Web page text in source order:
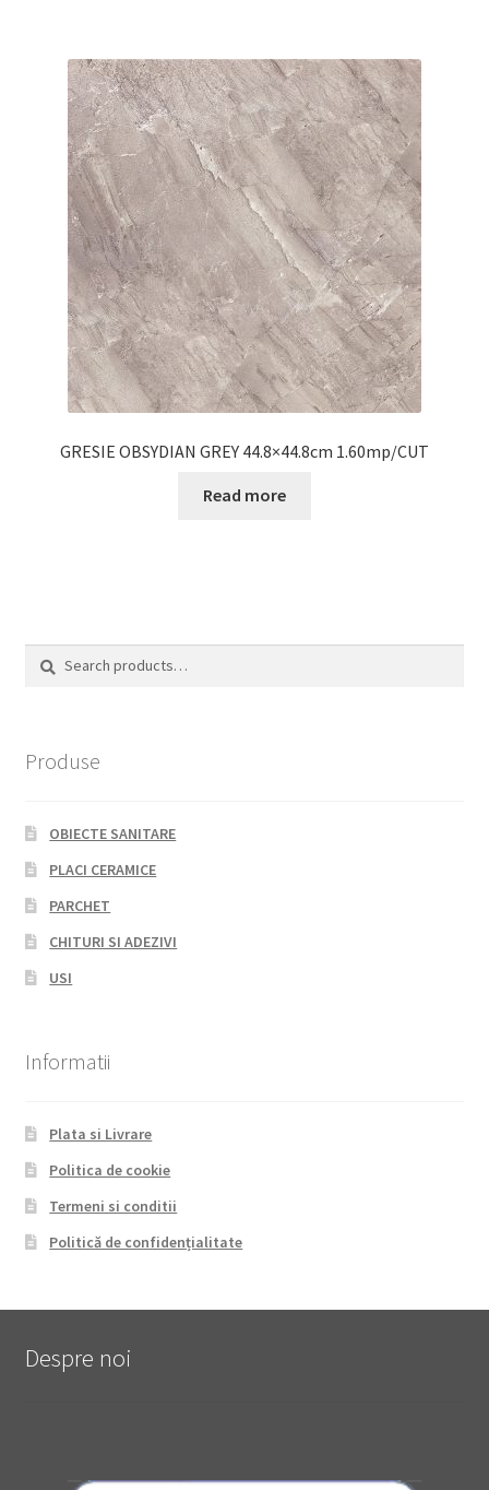
GRESIE OBSYDIAN GREY 44.8×44.8cm 1.60mp/CUT
Read more
Search
Search
Produse
OBIECTE SANITARE
PLACI CERAMICE
PARCHET
CHITURI SI ADEZIVI
USI
Informatii
Plata si Livrare
Politica de cookie
Termeni si conditii
Politică de confidențialitate
Despre noi